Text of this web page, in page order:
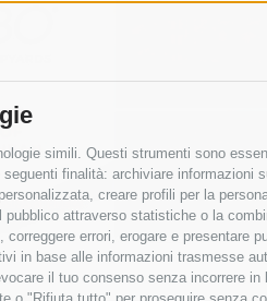
simili. Questi strumenti sono
finalità: archiviare
creare profili per la
attraverso statistiche o la
errori, erogare e
in base alle informazioni trasmesse
il tuo consenso senza